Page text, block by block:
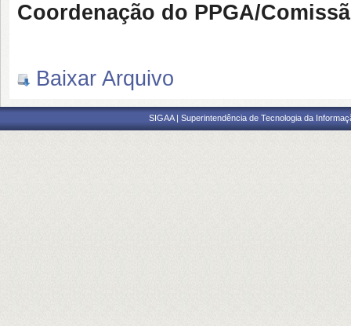
Coordenação do PPGA/
Baixar Arquivo
SIGAA | Superintendência de Tecnologia da